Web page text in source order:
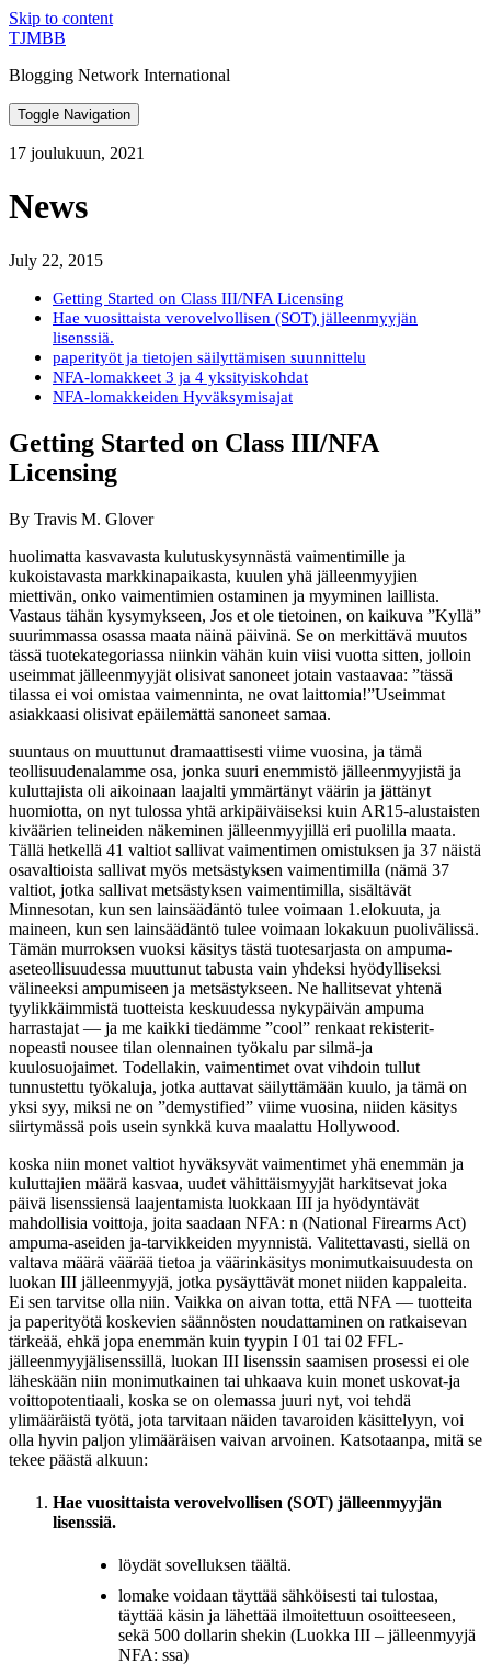
Skip to content
TJMBB
Blogging Network International
Toggle Navigation
17 joulukuun, 2021
News
July 22, 2015
Getting Started on Class III/NFA Licensing
Hae vuosittaista verovelvollisen (SOT) jälleenmyyjän
lisenssiä.
paperityöt ja tietojen säilyttämisen suunnittelu
NFA-lomakkeet 3 ja 4 yksityiskohdat
NFA-lomakkeiden Hyväksymisajat
Getting Started on Class III/NFA
Licensing
By Travis M. Glover
huolimatta kasvavasta kulutuskysynnästä vaimentimille ja
kukoistavasta markkinapaikasta, kuulen yhä jälleenmyyjien
miettivän, onko vaimentimien ostaminen ja myyminen laillista.
Vastaus tähän kysymykseen, Jos et ole tietoinen, on kaikuva ”Kyllä”
suurimmassa osassa maata näinä päivinä. Se on merkittävä muutos
tässä tuotekategoriassa niinkin vähän kuin viisi vuotta sitten, jolloin
useimmat jälleenmyyjät olisivat sanoneet jotain vastaavaa: ”tässä
tilassa ei voi omistaa vaimenninta, ne ovat laittomia!”Useimmat
asiakkaasi olisivat epäilemättä sanoneet samaa.
suuntaus on muuttunut dramaattisesti viime vuosina, ja tämä
teollisuudenalamme osa, jonka suuri enemmistö jälleenmyyjistä ja
kuluttajista oli aikoinaan laajalti ymmärtänyt väärin ja jättänyt
huomiotta, on nyt tulossa yhtä arkipäiväiseksi kuin AR15-alustaisten
kiväärien telineiden näkeminen jälleenmyyjillä eri puolilla maata.
Tällä hetkellä 41 valtiot sallivat vaimentimen omistuksen ja 37 näistä
osavaltioista sallivat myös metsästyksen vaimentimilla (nämä 37
valtiot, jotka sallivat metsästyksen vaimentimilla, sisältävät
Minnesotan, kun sen lainsäädäntö tulee voimaan 1.elokuuta, ja
maineen, kun sen lainsäädäntö tulee voimaan lokakuun puolivälissä.
Tämän murroksen vuoksi käsitys tästä tuotesarjasta on ampuma-
aseteollisuudessa muuttunut tabusta vain yhdeksi hyödylliseksi
välineeksi ampumiseen ja metsästykseen. Ne hallitsevat yhtenä
tyylikkäimmistä tuotteista keskuudessa nykypäivän ampuma
harrastajat — ja me kaikki tiedämme ”cool” renkaat rekisterit-
nopeasti nousee tilan olennainen työkalu par silmä-ja
kuulosuojaimet. Todellakin, vaimentimet ovat vihdoin tullut
tunnustettu työkaluja, jotka auttavat säilyttämään kuulo, ja tämä on
yksi syy, miksi ne on ”demystified” viime vuosina, niiden käsitys
siirtymässä pois usein synkkä kuva maalattu Hollywood.
koska niin monet valtiot hyväksyvät vaimentimet yhä enemmän ja
kuluttajien määrä kasvaa, uudet vähittäismyyjät harkitsevat joka
päivä lisenssiensä laajentamista luokkaan III ja hyödyntävät
mahdollisia voittoja, joita saadaan NFA: n (National Firearms Act)
ampuma-aseiden ja-tarvikkeiden myynnistä. Valitettavasti, siellä on
valtava määrä väärää tietoa ja väärinkäsitys monimutkaisuudesta on
luokan III jälleenmyyjä, jotka pysäyttävät monet niiden kappaleita.
Ei sen tarvitse olla niin. Vaikka on aivan totta, että NFA — tuotteita
ja paperityötä koskevien säännösten noudattaminen on ratkaisevan
tärkeää, ehkä jopa enemmän kuin tyypin I 01 tai 02 FFL-
jälleenmyyjälisenssillä, luokan III lisenssin saamisen prosessi ei ole
läheskään niin monimutkainen tai uhkaava kuin monet uskovat-ja
voittopotentiaali, koska se on olemassa juuri nyt, voi tehdä
ylimääräistä työtä, jota tarvitaan näiden tavaroiden käsittelyyn, voi
olla hyvin paljon ylimääräisen vaivan arvoinen. Katsotaanpa, mitä se
tekee päästä alkuun:
Hae vuosittaista verovelvollisen (SOT) jälleenmyyjän
lisenssiä.
löydät sovelluksen täältä.
lomake voidaan täyttää sähköisesti tai tulostaa,
täyttää käsin ja lähettää ilmoitettuun osoitteeseen,
sekä 500 dollarin shekin (Luokka III – jälleenmyyjä
NFA: ssa)